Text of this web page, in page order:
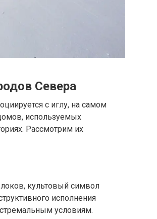
Севера
с иглу, на самом
используемых
Рассмотрим их
культовый символ
исполнения
условиям.